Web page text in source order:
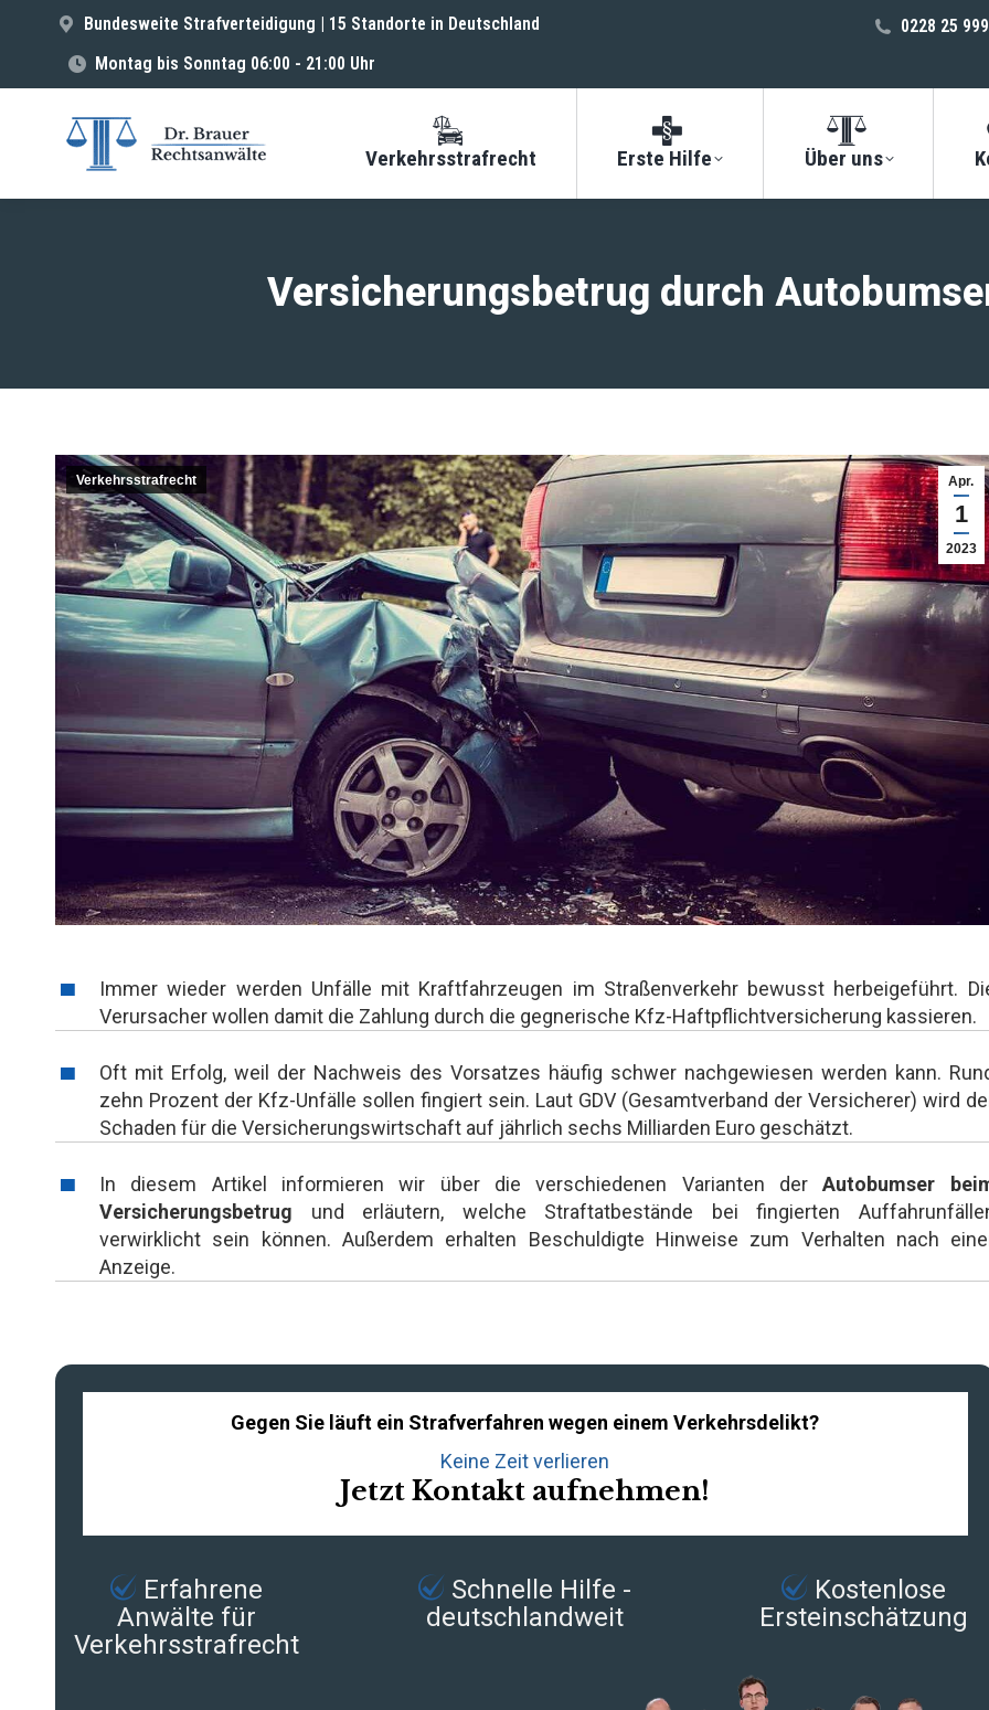
Bundesweite Strafverteidigung | 15 Standorte in Deutschland
Montag bis Sonntag 06:00 - 21:00 Uhr
0228 25
Verkehrsstrafrecht Erste Hilfe Über uns
Versicherungsbetrug durch
Apr.
1
2023
Verkehrsstrafrecht
Immer wieder werden Unfälle mit Kraftfahrzeugen im Straßenverkehr bewusst herbeigeführt.
Verursacher wollen damit die Zahlung durch die gegnerische Kfz-Haftpflichtversicherung kassieren.
Oft mit Erfolg, weil der Nachweis des Vorsatzes häufig schwer nachgewiesen werden kann.
zehn Prozent der Kfz-Unfälle sollen fingiert sein. Laut GDV (Gesamtverband der Versicherer) wird
Schaden für die Versicherungswirtschaft auf jährlich sechs Milliarden Euro geschätzt.
In diesem Artikel informieren wir über die verschiedenen Varianten derAutobumser
Versicherungsbetrug und erläutern, welche Straftatbestände bei fingierten
verwirklicht sein können. Außerdem erhalten Beschuldigte Hinweise zum Verhalten nach
Anzeige.
Gegen Sie läuft ein Strafverfahren wegen einem Verkehrsdelikt?
Keine Zeit verlieren
Jetzt Kontakt aufnehmen!
Erfahrene
Anwälte für
Verkehrsstrafrecht
Schnelle Hilfe -
deutschlandweit
Kostenlose
Ersteinschätzung